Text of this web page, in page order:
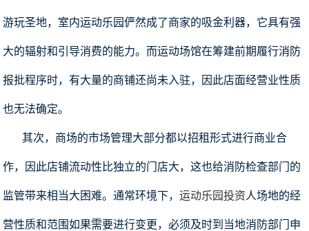
游玩圣地，室内运动乐园俨然成了商家的吸金利器，它具有强
大的辐射和引导消费的能力。而运动场馆在筹建前期履行消防
报批程序时，有大量的商铺还尚未入驻，因此店面经营业性质
也无法确定。
其次，商场的市场管理大部分都以招租形式进行商业合
作，因此店铺流动性比独立的门店大，这也给消防检查部门的
监管带来相当大困难。通常环境下，运动乐园投资人场地的经
营性质和范围如果需要进行变更，必须及时到当地消防部门申